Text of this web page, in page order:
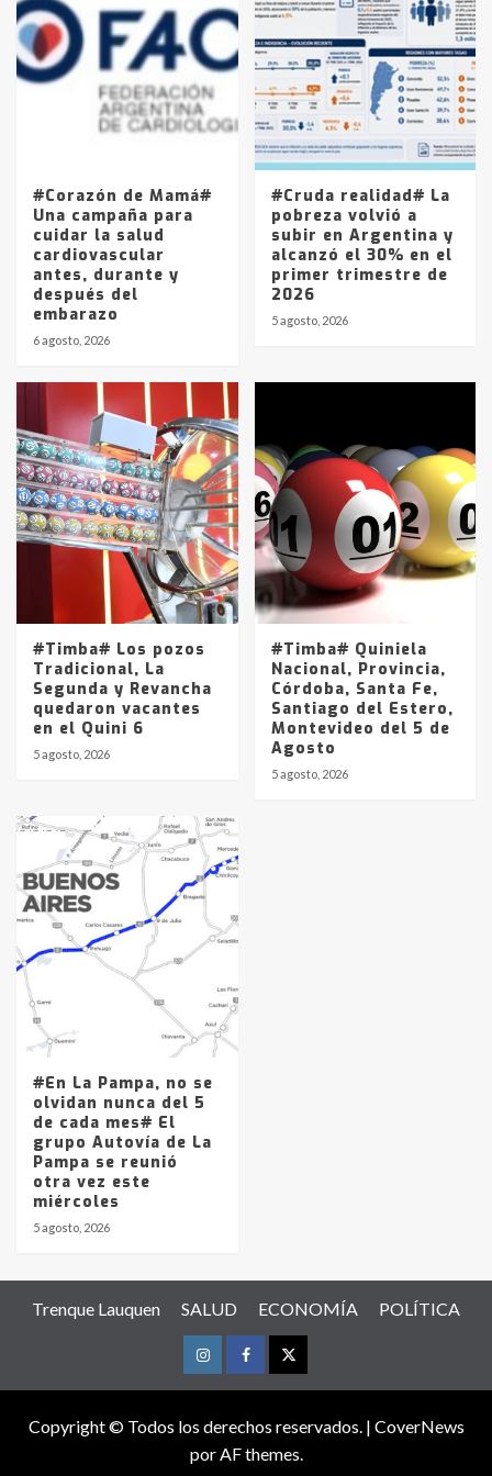
4
Accidente en Ruta 5: falleció un
joven de Trenque Lauquen
Los precios de los combustibles en
La Pampa, desde YPF hasta Axion
entre 857 a 1338 pesos
#Corazón de Mamá#
Una campaña para
cuidar la salud
cardiovascular
antes, durante y
después del
embarazo
6 agosto, 2026
#Cruda realidad# La
pobreza volvió a
subir en Argentina y
alcanzó el 30% en el
primer trimestre de
2026
5 agosto, 2026
#Timba# Los pozos
Tradicional, La
Segunda y Revancha
quedaron vacantes
en el Quini 6
5 agosto, 2026
#Timba# Quiniela
Nacional, Provincia,
Córdoba, Santa Fe,
Santiago del Estero,
Montevideo del 5 de
Agosto
5 agosto, 2026
#En La Pampa, no se
olvidan nunca del 5
de cada mes# El
grupo Autovía de La
Pampa se reunió
otra vez este
miércoles
5 agosto, 2026
Trenque Lauquen SALUD ECONOMÍA POLÍTICA
InstagramFacebookTwitter
Copyright © Todos los derechos reservados. | CoverNews
por AF themes.